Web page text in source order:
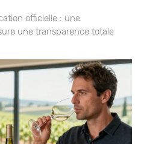
officielle : une
une transparence totale